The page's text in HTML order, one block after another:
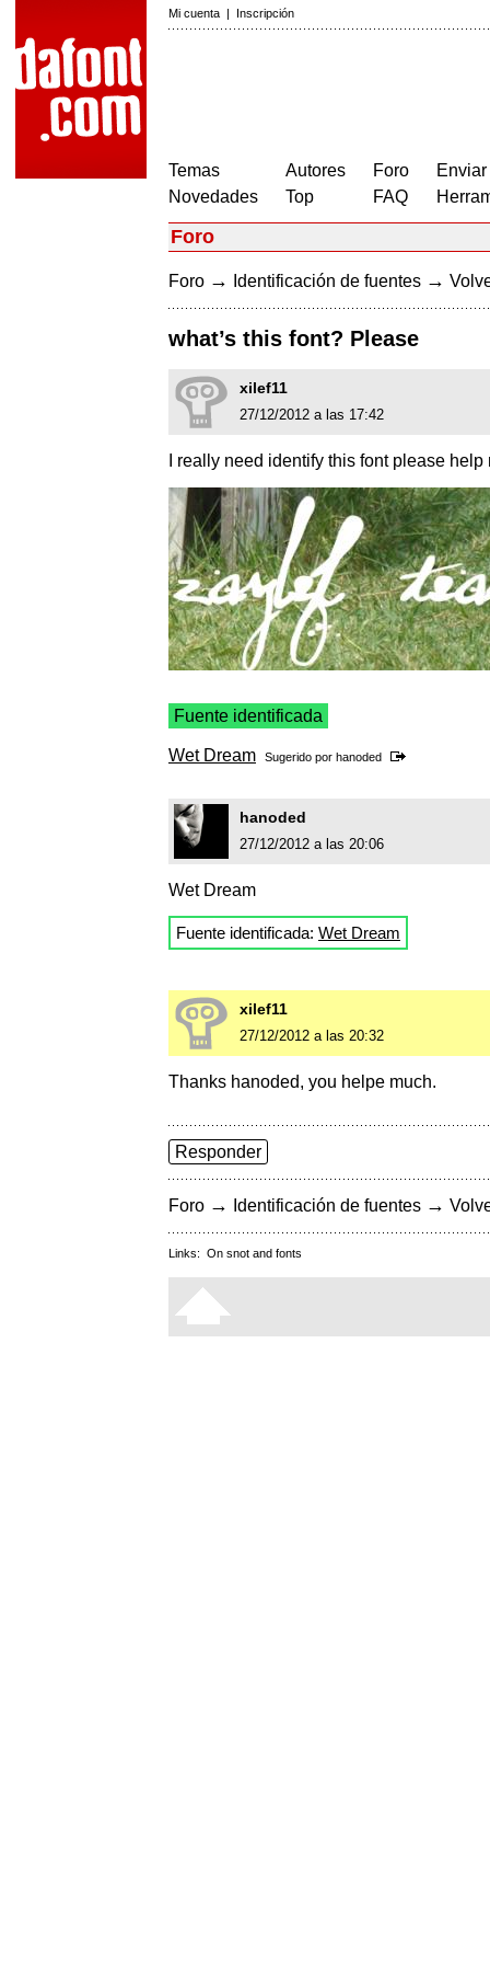
Mi cuenta | Inscripción
Temas
Novedades
Autores
Top
Foro
FAQ
Foro
Foro → Identificación de fuentes →
what’s this font? Please
xilef11
27/12/2012 a las 17:42
I really need identify this font please help
Fuente identificada
Wet Dream Sugerido por hanoded
hanoded
27/12/2012 a las 20:06
Wet Dream
Fuente identificada: Wet Dream
xilef11
27/12/2012 a las 20:32
Thanks hanoded, you helpe much.
Responder
Foro → Identificación de fuentes →
Links: On snot and fonts